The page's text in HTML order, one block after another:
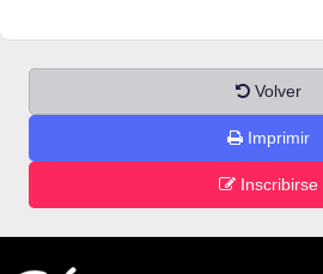
Volver
Imprimir
Inscribirse